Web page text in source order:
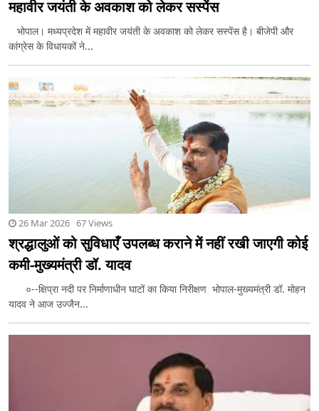
महावीर जयंती के अवकाश को लेकर सस्पेंस
भोपाल। मध्यप्रदेश में महावीर जयंती के अवकाश को लेकर सस्पेंस है। बीजेपी और
कांग्रेस के विधायकों ने...
26 Mar 2026 67 Views
श्रद्धालुओं को सुविधाएँ उपलब्ध कराने में नहीं रखी जाएगी कोई
कमी-मुख्यमंत्री डॉ. यादव
०--क्षिप्रा नदी पर निर्माणाधीन घाटों का किया निरीक्षण भोपाल-मुख्यमंत्री डॉ. मोहन
यादव ने आज उज्जैन...